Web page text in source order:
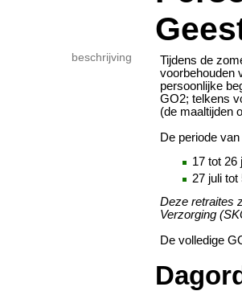
beschrijving
Tijdens de
voorbehouden
persoonlijke
GO2; telkens
(de maaltijden
De periode
17 tot 26
27 juli
Deze retraites
Verzorging
De volledige